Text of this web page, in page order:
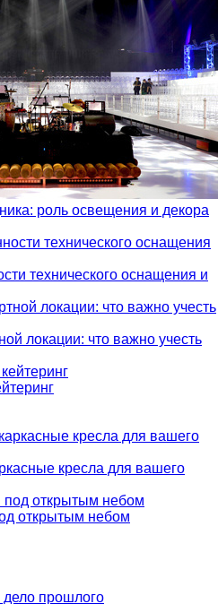
роль освещения и декора
технического оснащения и
локации: что важно учесть
кресла для вашего
открытым небом